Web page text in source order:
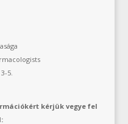
5.
kérjük vegye fel